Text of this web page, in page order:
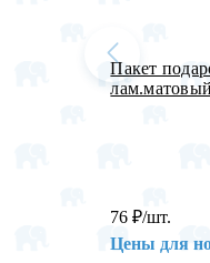
Пакет
76₽/шт.
Цены для